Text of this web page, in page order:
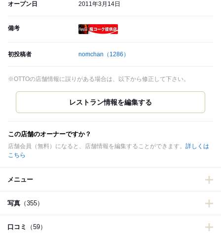
オープン日 2011年3月14日
備考
初投稿者 nomchan （1286）
※OTTOの店舗情報に誤りがある場合は、以下から修正して下さい。
この店舗のオーナーですか？
店舗会員（無料）になると、店舗情報を編集することができます。 詳しくは
こちら
メニュー
写真 （355）
口コミ （59）